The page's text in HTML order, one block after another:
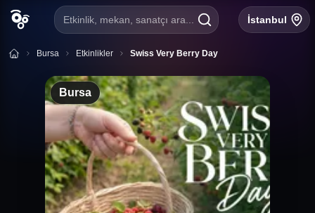
Etkinlik, mekan, sanatçı ara... İstanbul
Bursa Etkinlikler Swiss Very Berry Day
Bursa